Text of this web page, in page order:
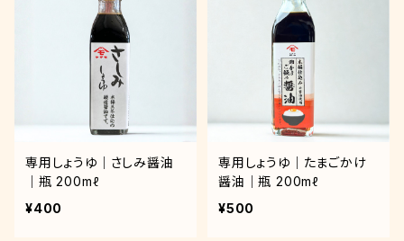
専用しょうゆ｜さしみ醤油
｜瓶 200mℓ
¥400
専用しょうゆ｜たまごかけ
醤油｜瓶 200mℓ
¥500